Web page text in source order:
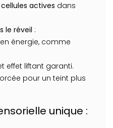
actives dans
le réveil :
énergie, comme
effet liftant garanti.
pour un teint plus
unique :